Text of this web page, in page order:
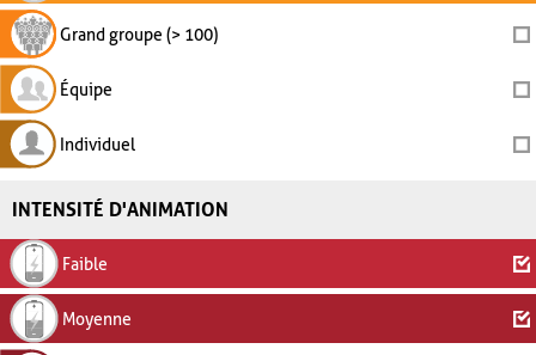
Grand groupe (> 100)
Équipe
Individuel
INTENSITÉ D'ANIMATION
Faible
Moyenne